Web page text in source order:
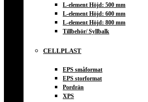
L-element Höjd: 500 mm
L-element Höjd: 600 mm
L-element Höjd: 800 mm
Tillbehör/ Syllbalk
CELLPLAST
EPS småformat
EPS storformat
Pordrän
XPS